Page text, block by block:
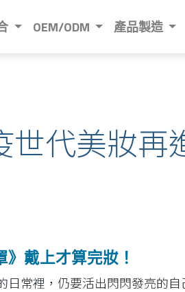
OEM/ODM 產品製造
世代美妝再
戴上才算完妝！
常裡，仍要活出閃閃發亮的